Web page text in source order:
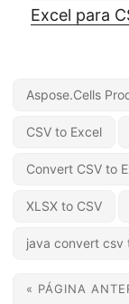
Excel para
Aspose.Cells
CSV to Excel
Convert CSV to
XLSX to CSV
java convert csv
« PÁGINA